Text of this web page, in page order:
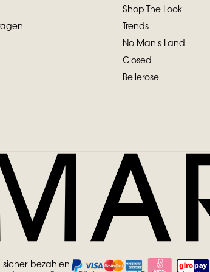
Shop The Look
Trends
No Man's Land
Closed
Bellerose
sicher bezahlen